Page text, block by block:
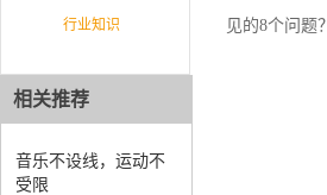
行业知识
相关推荐
音乐不设线，运动不
受限
见的8个问题？